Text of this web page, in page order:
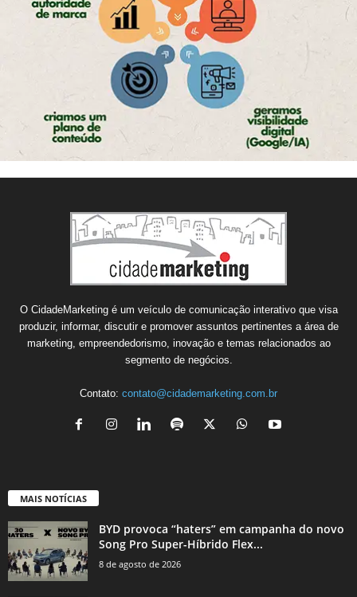
O CidadeMarketing é um veículo de comunicação interativo que visa
produzir, informar, discutir e promover assuntos pertinentes a área de
marketing, empreendedorismo, inovação e temas relacionados ao
segmento de negócios.
Contato: contato@cidademarketing.com.br
MAIS NOTÍCIAS
BYD provoca “haters” em campanha do novo
Song Pro Super-Híbrido Flex...
8 de agosto de 2026